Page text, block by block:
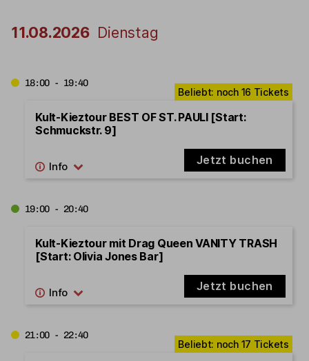
11.08.2026 Dienstag
18:00 - 19:40
Kult-Kieztour BEST OF ST. PAULI [Start:
Schmuckstr. 9]
Jetzt buchen
19:00 - 20:40
Kult-Kieztour mit Drag Queen VANITY TRASH
[Start: Olivia Jones Bar]
Jetzt buchen
21:00 - 22:40